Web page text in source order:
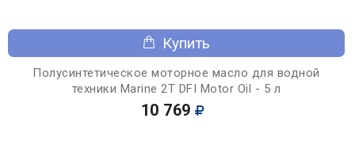
Купить
Полусинтетическое моторное масло для водной
техники Marine 2T DFI Motor Oil - 5 л
10 769